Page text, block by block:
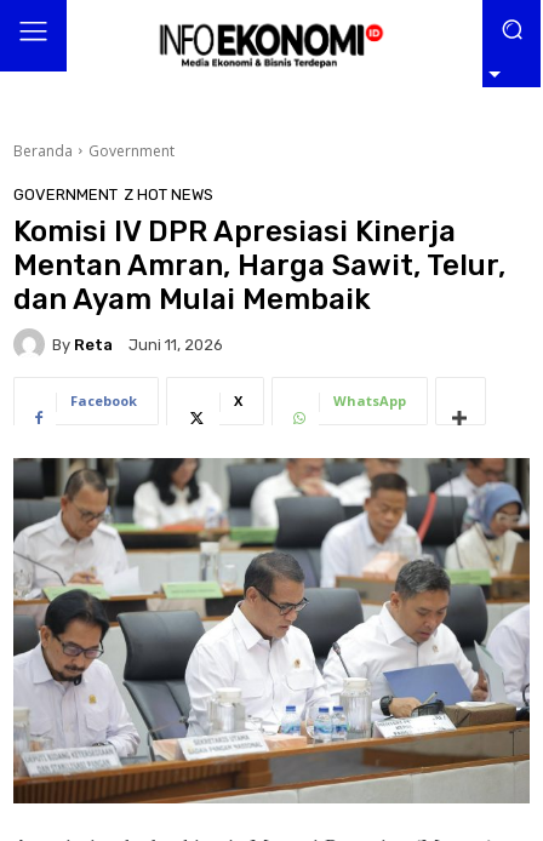
Beranda Government
GOVERNMENT Z HOT NEWS
Komisi IV DPR Apresiasi Kinerja
Mentan Amran, Harga Sawit, Telur,
dan Ayam Mulai Membaik
By Reta Juni 11, 2026
Facebook X WhatsApp